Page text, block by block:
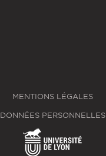
MENTIONS LÉGALES
DONNÉES PERSONNELLES